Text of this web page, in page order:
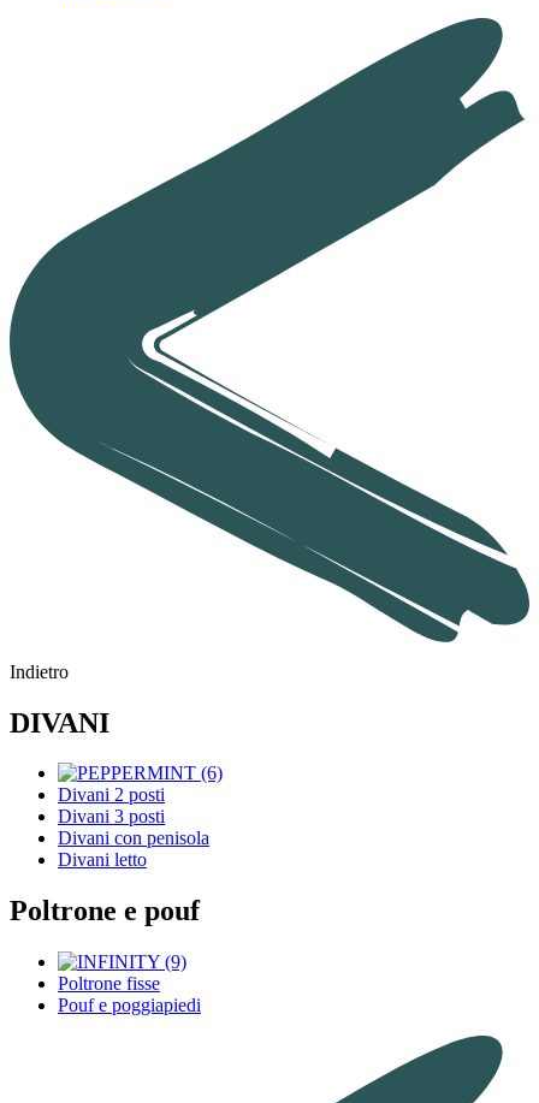
Indietro
DIVANI
Divani 2 posti
Divani 3 posti
Divani con penisola
Divani letto
Poltrone e pouf
Poltrone fisse
Pouf e poggiapiedi